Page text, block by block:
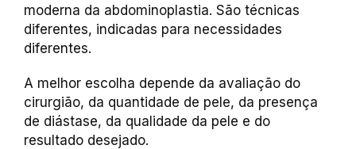
moderna da abdominoplastia. São técnicas
diferentes, indicadas para necessidades
diferentes.
A melhor escolha depende da avaliação do
cirurgião, da quantidade de pele, da presença
de diástase, da qualidade da pele e do
resultado desejado.